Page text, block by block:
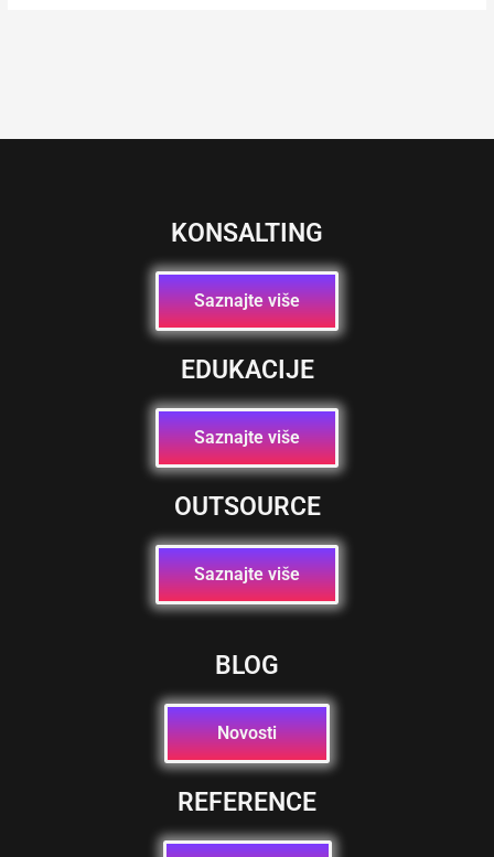
KONSALTING
Saznajte više
EDUKACIJE
Saznajte više
OUTSOURCE
Saznajte više
BLOG
Novosti
REFERENCE